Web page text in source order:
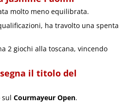
molto meno equilibrata.
ha travolto una spenta
2 giochi alla toscana, vincendo
il titolo del
sulCourmayeur Open.